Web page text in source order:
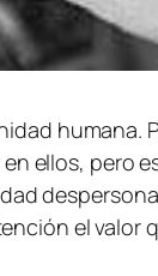
humana.
ellos, pero
el valor